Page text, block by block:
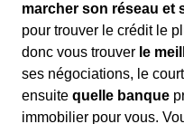
marcher son réseau et
pour trouver le crédit le
donc vous trouver le
ses négociations, le
ensuite quelle banque
immobilier pour vous.